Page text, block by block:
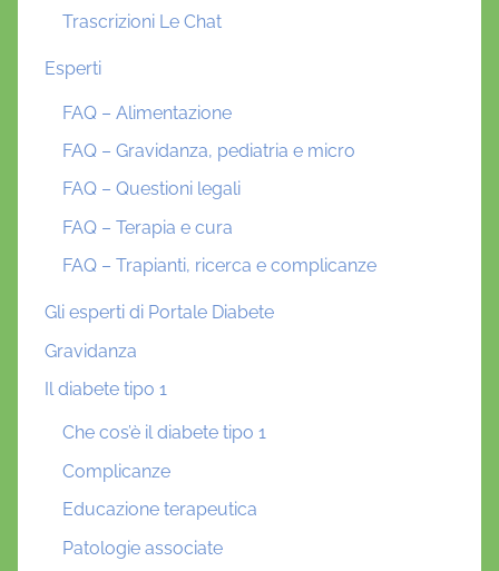
Trascrizioni Le Chat
Esperti
FAQ – Alimentazione
FAQ – Gravidanza, pediatria e micro
FAQ – Questioni legali
FAQ – Terapia e cura
FAQ – Trapianti, ricerca e complicanze
Gli esperti di Portale Diabete
Gravidanza
Il diabete tipo 1
Che cos’è il diabete tipo 1
Complicanze
Educazione terapeutica
Patologie associate